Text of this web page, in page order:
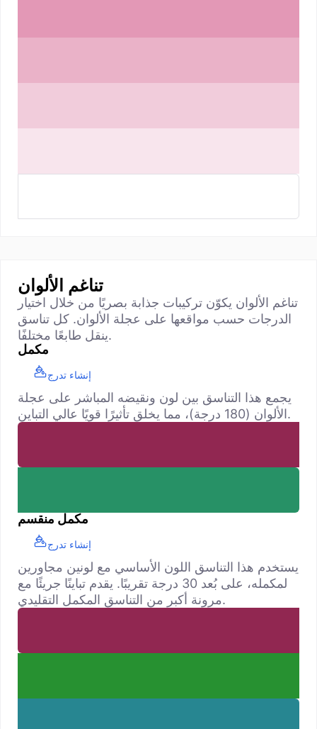
تناغم الألوان
تناغم الألوان يكوّن تركيبات جذابة بصريًا من خلال اختيار
الدرجات حسب مواقعها على عجلة الألوان. كل تناسق
ينقل طابعًا مختلفًا.
مكمل
إنشاء تدرج
يجمع هذا التناسق بين لون ونقيضه المباشر على عجلة
الألوان (180 درجة)، مما يخلق تأثيرًا قويًا عالي التباين.
مكمل منقسم
إنشاء تدرج
يستخدم هذا التناسق اللون الأساسي مع لونين مجاورين
لمكمله، على بُعد 30 درجة تقريبًا. يقدم تباينًا جريئًا مع
مرونة أكبر من التناسق المكمل التقليدي.